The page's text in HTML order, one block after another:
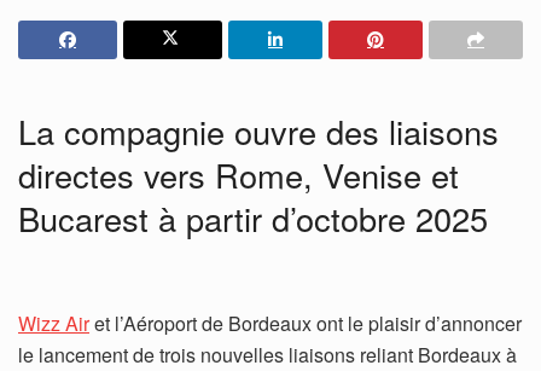
La compagnie ouvre des liaisons
directes vers Rome, Venise et
Bucarest à partir d’octobre 2025
Wizz Airet l’Aéroport de Bordeaux ont le plaisir d’annoncer
le lancement de trois nouvelles liaisons reliant Bordeaux à